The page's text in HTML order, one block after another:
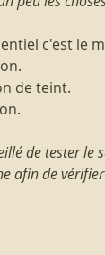
c'est le
de teint.
de tester le
afin de